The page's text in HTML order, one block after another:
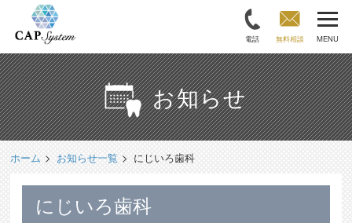
電話 無料相談 MENU
お知らせ
ホーム お知らせ一覧 にじいろ歯科
にじいろ歯科